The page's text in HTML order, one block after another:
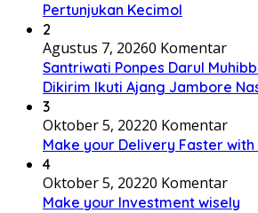
Pertunjukan Kecimol
2
Agustus 7, 20260 Komentar
Santriwati Ponpes Darul
Dikirim Ikuti Ajang Jambore
3
Oktober 5, 20220 Komentar
Make your Delivery Faster
4
Oktober 5, 20220 Komentar
Make your Investment wisely